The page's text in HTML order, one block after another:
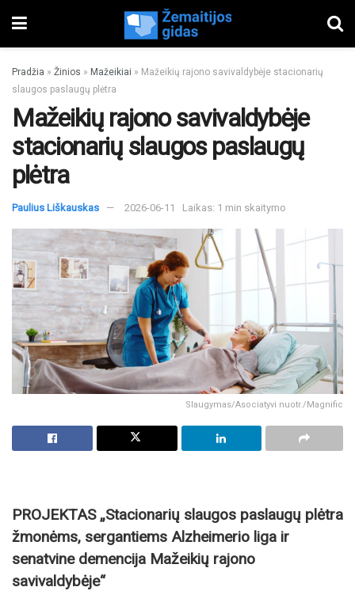
Pradžia » Žinios » Mažeikiai » Mažeikių rajono savivaldybėje stacionarių
slaugos paslaugų plėtra
Mažeikių rajono savivaldybėje
stacionarių slaugos paslaugų
plėtra
Paulius Liškauskas 2026-06-11 Laikas: 1 min skaitymo
Slaugymas/Asociatyvi nuotr./Magnific
PROJEKTAS „Stacionarių slaugos paslaugų plėtra
žmonėms, sergantiems Alzheimerio liga ir
senatvine demencija Mažeikių rajono
savivaldybėje“